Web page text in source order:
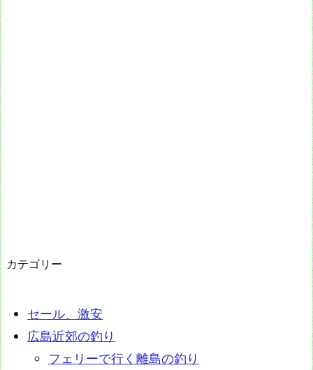
カテゴリー
セール、激安
広島近郊の釣り
フェリーで行く離島の釣り